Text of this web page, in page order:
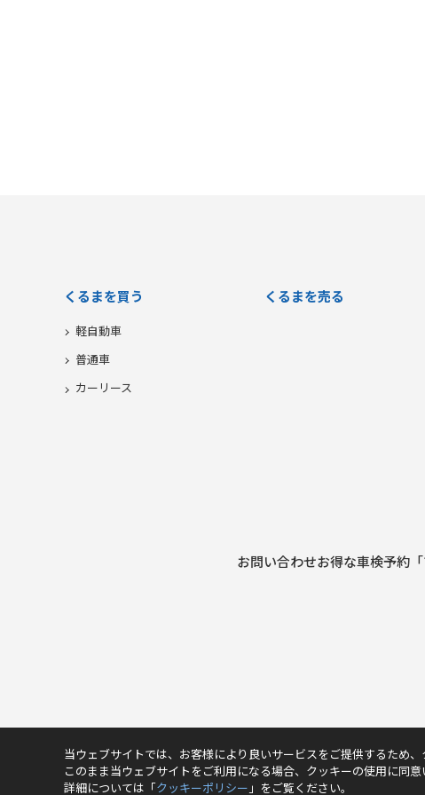
くるまを買う
軽自動車
普通車
カーリース
くるまを売る
お問い合わせお得な車検予約
当ウェブサイトでは、お客様により良いサービスをご提供するため、
このまま当ウェブサイトをご利用になる場合、クッキーの使用に同意
詳細については「クッキーポリシー 」をご覧ください。